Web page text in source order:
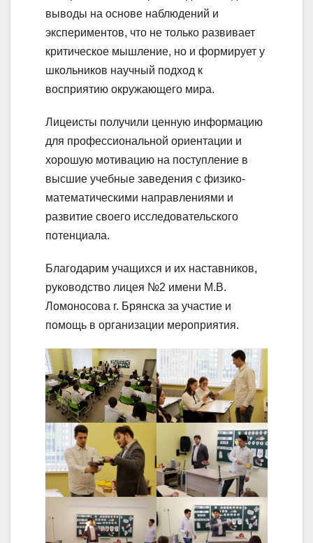
выводы на основе наблюдений и
экспериментов, что не только развивает
критическое мышление, но и формирует у
школьников научный подход к
восприятию окружающего мира.
Лицеисты получили ценную информацию
для профессиональной ориентации и
хорошую мотивацию на поступление в
высшие учебные заведения с физико-
математическими направлениями и
развитие своего исследовательского
потенциала.
Благодарим учащихся и их наставников,
руководство лицея №2 имени М.В.
Ломоносова г. Брянска за участие и
помощь в организации мероприятия.